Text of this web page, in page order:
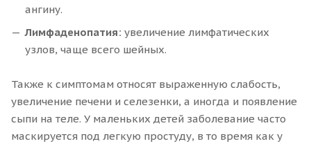
ангину.
Лимфаденопатия: увеличение лимфатических
узлов, чаще всего шейных.
Также к симптомам относят выраженную слабость,
увеличение печени и селезенки, а иногда и появление
сыпи на теле. У маленьких детей заболевание часто
маскируется под легкую простуду, в то время как у